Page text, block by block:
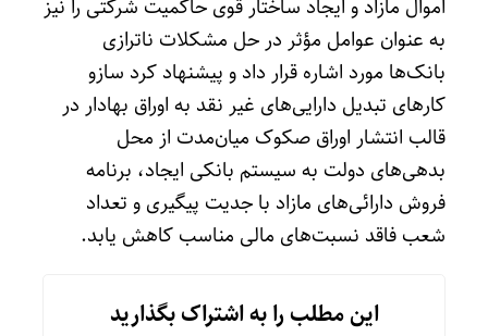
اموال مازاد و ایجاد ساختار قوی حاکمیت شرکتی را نیز
به عنوان عوامل مؤثر در حل مشکلات ناترازی
بانک‌ها مورد اشاره قرار داد و پیشنهاد کرد سازو
کارهای تبدیل دارایی‌های غیر نقد به اوراق بهادار در
قالب انتشار اوراق صکوک میان‌مدت از محل
بدهی‌های دولت به سیستم بانکی ایجاد، برنامه
فروش دارائی‌های مازاد با جدیت پیگیری و تعداد
شعب فاقد نسبت‌های مالی مناسب کاهش یابد.
این مطلب را به اشتراک بگذارید